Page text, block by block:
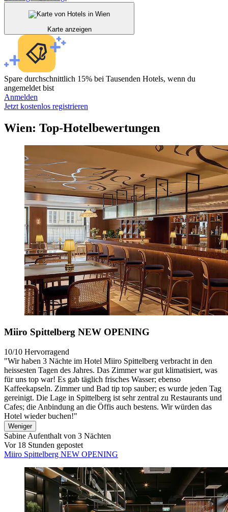
Karte anzeigen
Spare durchschnittlich 15% bei Tausenden Hotels, wenn du
angemeldet bist
Anmelden
Jetzt kostenlos registrieren
Wien: Top-Hotelbewertungen
Miiro Spittelberg NEW OPENING
10/10 Hervorragend
"Wir haben 3 Nächte im Hotel Miiro Spittelberg verbracht in den
heissesten Tagen des Jahres. Das Zimmer war gut klimatisiert, was
für uns top war! Es gab täglich frisches Wasser; ebenso
Kaffeekapseln. Zimmer und Bad tip top sauber; es wurde jeden Tag
gereinigt. Die Lage in Spittelberg ist sehr zentral zu Restaurants und
Cafes; die Anbindung an die Öffis auch bestens. Wir würden das
Hotel wieder buchen!"
Weniger
Sabine Aufenthalt von 3 Nächten
Vor 18 Stunden gepostet
Miiro Spittelberg NEW OPENING